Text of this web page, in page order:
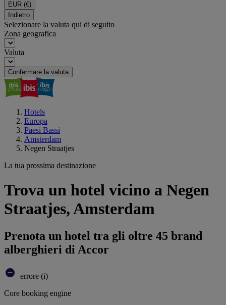
EUR (€)
Indietro
Selezionare la valuta qui di seguito
Zona geografica
Valuta
Confermare la valuta
Hotels
Europa
Paesi Bassi
Amsterdam
Negen Straatjes
La tua prossima destinazione
Trova un hotel vicino a Negen
Straatjes, Amsterdam
Prenota un hotel tra gli oltre 45 brand
alberghieri di Accor
errore (i)
Core booking engine